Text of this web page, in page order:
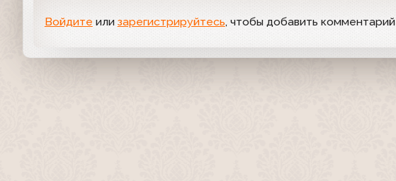
Войдите или зарегистрируйтесь, чтобы добавить комментарий